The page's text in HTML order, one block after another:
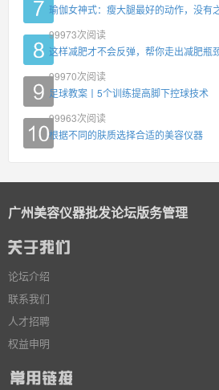
瑜伽女神式：瘦大腿最好的动作，没有
99973次阅读
这样减肥才不会反弹，帮你走出减肥瓶
99970次阅读
足球教案丨5个训练提高脚下控球技术
99963次阅读
根据不同的肤质选择合适的美容仪器
广州美容仪器批发论坛版务管理
论坛介绍
联系我们
人才招聘
权益申明